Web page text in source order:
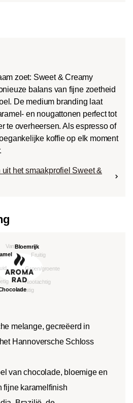
zoet: Sweet & Creamy
balans van fijne zoetheid
De medium branding laat
en nougattonen perfect tot
te overheersen. Als espresso of
koffie op elk moment
het smaakprofiel Sweet &
melange, gecreëerd in
Hannoversche Schloss
van chocolade, bloemige en
fijne karamelfinish